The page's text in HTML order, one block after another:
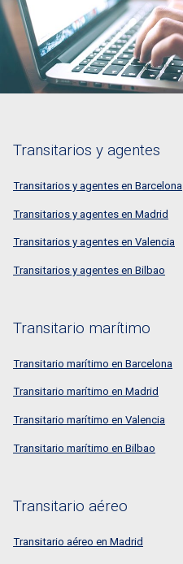
Transitarios y agentes
Transitarios y agentes en Barcelona
Transitarios y agentes en Madrid
Transitarios y agentes en Valencia
Transitarios y agentes en Bilbao
Transitario marítimo
Transitario marítimo en Barcelona
Transitario marítimo en Madrid
Transitario marítimo en Valencia
Transitario marítimo en Bilbao
Transitario aéreo
Transitario aéreo en Madrid